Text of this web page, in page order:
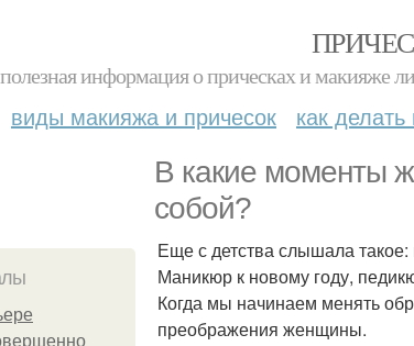
полезная информация о прическах и макияже
виды макияжа и причесок как
В какие моменты
собой?
Еще с детства слышала
Маникюр к новому году,
Когда мы начинаем менять
преображения женщины.